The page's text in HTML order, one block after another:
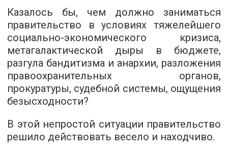
Казалось бы, чем должно заниматься
правительство в условиях тяжелейшего
социально-экономического кризиса,
метагалактической дыры в бюджете,
разгула бандитизма и анархии, разложения
правоохранительных органов,
прокуратуры, судебной системы, ощущения
безысходности?
В этой непростой ситуации правительство
решило действовать весело и находчиво.